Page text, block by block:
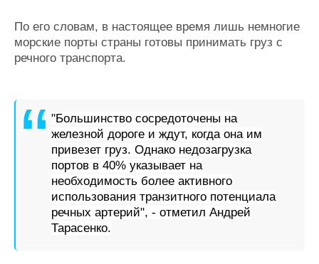
По его словам, в настоящее время лишь немногие
морские порты страны готовы принимать груз с
речного транспорта.
"Большинство сосредоточены на
железной дороге и ждут, когда она им
привезет груз. Однако недозагрузка
портов в 40% указывает на
необходимость более активного
использования транзитного потенциала
речных артерий", - отметил Андрей
Тарасенко.